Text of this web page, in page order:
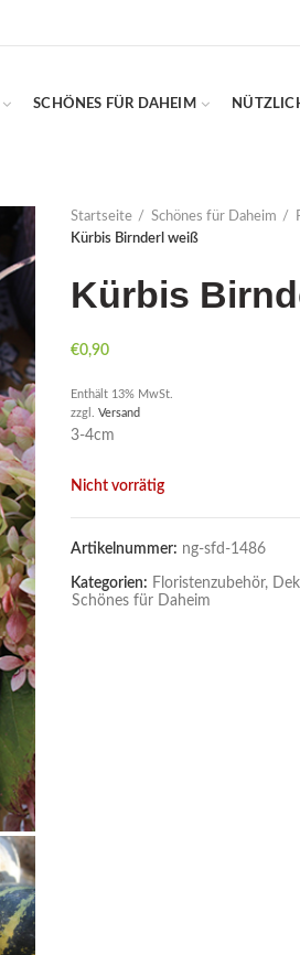
SCHÖNES FÜR DAHEIM
Startseite Schönes für Daheim
Kürbis Birnderl weiß
Kürbis
€0,90
Enthält 13% MwSt.
zzgl. Versand
3-4cm
Nicht vorrätig
Artikelnummer: ng-sfd-1486
Kategorien: Floristenzubehör,
Schönes für Daheim